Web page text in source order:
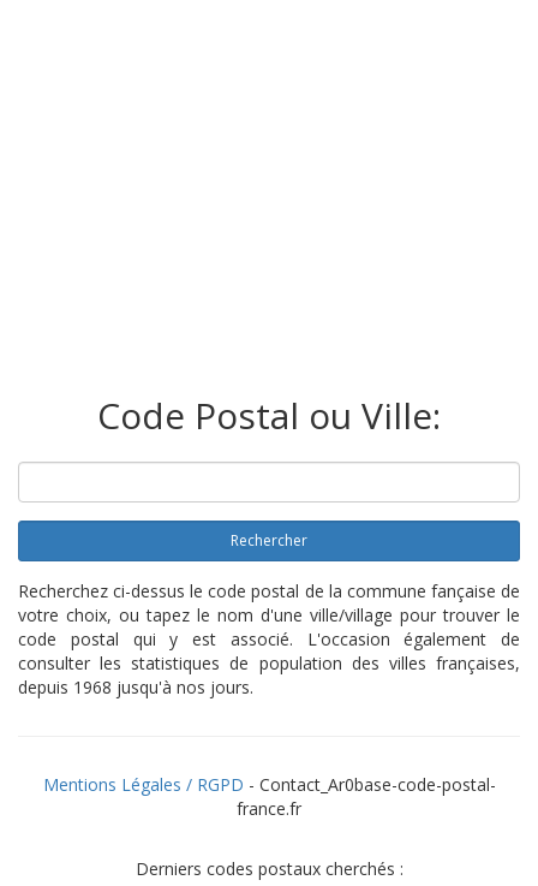
Code Postal ou Ville:
Rechercher
Recherchez ci-dessus le code postal de la commune fançaise de
votre choix, ou tapez le nom d'une ville/village pour trouver le
code postal qui y est associé. L'occasion également de
consulter les statistiques de population des villes françaises,
depuis 1968 jusqu'à nos jours.
Mentions Légales / RGPD - Contact_Ar0base-code-postal-
france.fr
Derniers codes postaux cherchés :